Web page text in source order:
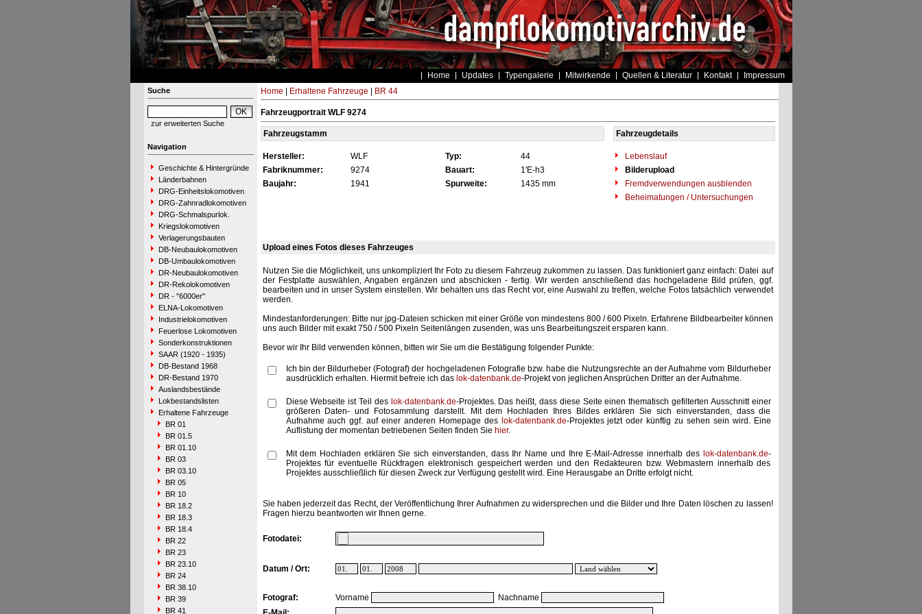
Home Updates Typengalerie Mitwirkende Quellen & Literatur Kontakt Impressum
Suche
zur erweiterten Suche
Navigation
Geschichte & Hintergründe
Länderbahnen
DRG-Einheitslokomotiven
DRG-Zahnradlokomotiven
DRG-Schmalspurlok.
Kriegslokomotiven
Verlagerungsbauten
DB-Neubaulokomotiven
DB-Umbaulokomotiven
DR-Neubaulokomotiven
DR-Rekolokomotiven
DR - "6000er"
ELNA-Lokomotiven
Industrielokomotiven
Feuerlose Lokomotiven
Sonderkonstruktionen
SAAR (1920 - 1935)
DB-Bestand 1968
DR-Bestand 1970
Auslandsbestände
Lokbestandslisten
Erhaltene Fahrzeuge
BR 01
BR 01.5
BR 01.10
BR 03
BR 03.10
BR 05
BR 10
BR 18.2
BR 18.3
BR 18.4
BR 22
BR 23
BR 23.10
BR 24
BR 38.10
BR 39
BR 41
Home Erhaltene Fahrzeuge BR 44
Fahrzeugportrait WLF 9274
Fahrzeugstamm Fahrzeugdetails
Hersteller: WLF Typ: 44
Lebenslauf
Fabriknummer:
9274 Bauart: 1'E-h3
Bilderupload
Baujahr:
1941 Spurweite: 1435 mm
Fremdverwendungen ausblenden
Beheimatungen / Untersuchungen
Upload eines Fotos dieses Fahrzeuges
Nutzen Sie die Möglichkeit, uns unkompliziert Ihr Foto zu diesem Fahrzeug zukommen zu lassen. Das funktioniert ganz einfach: Datei auf
der Festplatte auswählen, Angaben ergänzen und abschicken - fertig. Wir werden anschließend das hochgeladene Bild prüfen, ggf.
bearbeiten und in unser System einstellen. Wir behalten uns das Recht vor, eine Auswahl zu treffen, welche Fotos tatsächlich verwendet
werden.
Mindestanforderungen: Bitte nur jpg-Dateien schicken mit einer Größe von mindestens 800 / 600 Pixeln. Erfahrene Bildbearbeiter können
uns auch Bilder mit exakt 750 / 500 Pixeln Seitenlängen zusenden, was uns Bearbeitungszeit ersparen kann.
Bevor wir Ihr Bild verwenden können, bitten wir Sie um die Bestätigung folgender Punkte:
Ich bin der Bildurheber (Fotograf) der hochgeladenen Fotografie bzw. habe die Nutzungsrechte an der Aufnahme vom Bildurheber
ausdrücklich erhalten. Hiermit befreie ich das lok-datenbank.de-Projekt von jeglichen Ansprüchen Dritter an der Aufnahme.
Diese Webseite ist Teil des lok-datenbank.de-Projektes. Das heißt, dass diese Seite einen thematisch gefilterten Ausschnitt einer
größeren Daten- und Fotosammlung darstellt. Mit dem Hochladen Ihres Bildes erklären Sie sich einverstanden, dass die
Aufnahme auch ggf. auf einer anderen Homepage des lok-datenbank.de-Projektes jetzt oder künftig zu sehen sein wird. Eine
Auflistung der momentan betriebenen Seiten finden Sie hier.
Mit dem Hochladen erklären Sie sich einverstanden, dass Ihr Name und Ihre E-Mail-Adresse innerhalb des lok-datenbank.de-
Projektes für eventuelle Rückfragen elektronisch gespeichert werden und den Redakteuren bzw. Webmastern innerhalb des
Projektes ausschließlich für diesen Zweck zur Verfügung gestellt wird. Eine Herausgabe an Dritte erfolgt nicht.
Sie haben jederzeit das Recht, der Veröffentlichung Ihrer Aufnahmen zu widersprechen und die Bilder und Ihre Daten löschen zu lassen!
Fragen hierzu beantworten wir Ihnen gerne.
Fotodatei:
Datum / Ort:
Fotograf: Vorname
Nachname